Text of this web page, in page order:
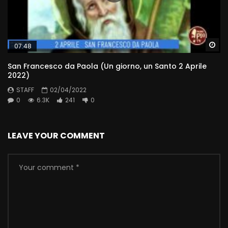
07:48
San Francesco da Paola (Un giorno, un Santo 2 Aprile
2022)
STAFF
02/04/2022
0
6.3K 241 0
LEAVE YOUR COMMENT